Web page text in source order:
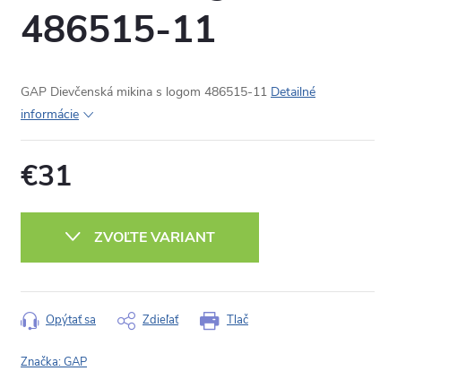
486515-11
GAP Dievčenská mikina s logom 486515-11 Detailné
informácie
€31
ZVOĽTE VARIANT
Tlač
Opýtať sa Zdieľať
Značka:GAP